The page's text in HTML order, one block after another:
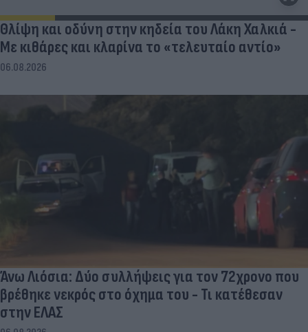
Θλίψη και οδύνη στην κηδεία του Λάκη Χαλκιά -
Με κιθάρες και κλαρίνα το «τελευταίο αντίο»
06.08.2026
Άνω Λιόσια: Δύο συλλήψεις για τον 72χρονο που
βρέθηκε νεκρός στο όχημα του - Τι κατέθεσαν
στην ΕΛΑΣ